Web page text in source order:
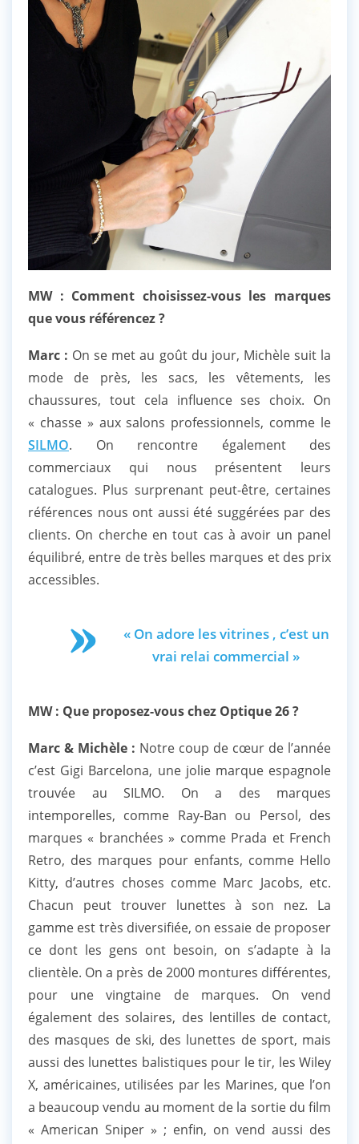
MW : Comment choisissez-vous les marques
que vous référencez ?
Marc : On se met au goût du jour, Michèle suit la
mode de près, les sacs, les vêtements, les
chaussures, tout cela influence ses choix. On
« chasse » aux salons professionnels, comme le
SILMO. On rencontre également des
commerciaux qui nous présentent leurs
catalogues. Plus surprenant peut-être, certaines
références nous ont aussi été suggérées par des
clients. On cherche en tout cas à avoir un panel
équilibré, entre de très belles marques et des prix
accessibles.
« On adore les vitrines , c’est un
vrai relai commercial »
MW : Que proposez-vous chez Optique 26 ?
Marc & Michèle : Notre coup de cœur de l’année
c’est Gigi Barcelona, une jolie marque espagnole
trouvée au SILMO. On a des marques
intemporelles, comme Ray-Ban ou Persol, des
marques « branchées » comme Prada et French
Retro, des marques pour enfants, comme Hello
Kitty, d’autres choses comme Marc Jacobs, etc.
Chacun peut trouver lunettes à son nez. La
gamme est très diversifiée, on essaie de proposer
ce dont les gens ont besoin, on s’adapte à la
clientèle. On a près de 2000 montures différentes,
pour une vingtaine de marques. On vend
également des solaires, des lentilles de contact,
des masques de ski, des lunettes de sport, mais
aussi des lunettes balistiques pour le tir, les Wiley
X, américaines, utilisées par les Marines, que l’on
a beaucoup vendu au moment de la sortie du film
« American Sniper » ; enfin, on vend aussi des